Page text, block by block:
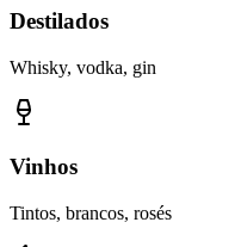
Destilados
Whisky, vodka, gin
Vinhos
Tintos, brancos, rosés